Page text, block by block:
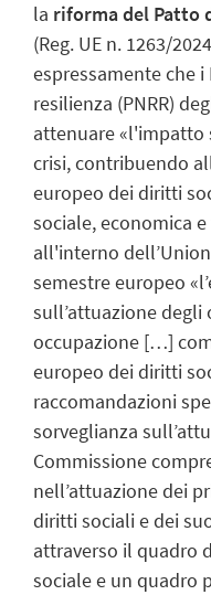
la riforma del Patto
(Reg. UE n. 1263/
espressamente che
resilienza (PNRR)
attenuare «l'impatto
crisi, contribuendo
europeo dei diritti
sociale, economica
all'interno
semestre europeo
sull’attuazione
occupazione […]
europeo dei diritti
raccomandazioni
sorveglianza
Commissione
nell’attuazione dei
diritti sociali e dei
attraverso il quadro
sociale e un quadro